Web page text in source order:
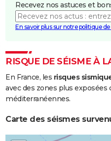
Recevez nos astuces et
En savoir plus sur notre politique
RISQUE DE SÉISME À
En France, les risques
avec des zones plus
méditerranéennes.
Carte des séismes